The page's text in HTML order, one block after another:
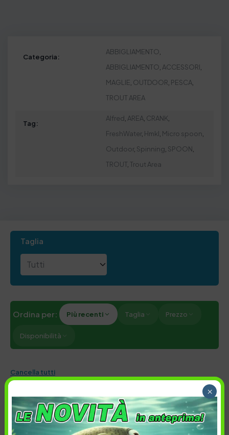
Categoria:
ABBIGLIAMENTO
ABBIGLIAMENTO ACCESSORI
MAGLIE OUTDOOR PESCA,
TROUT AREA
Tag:
Alfred AREA, CRANK
FreshWater, Hmkl Micro spoon
Outdoor, Spinning SPOON
TROUT, Trout Area
Taglia
Ordina per: Più recenti Taglia Prezzo
Disponibilità
Cancella tutti
×